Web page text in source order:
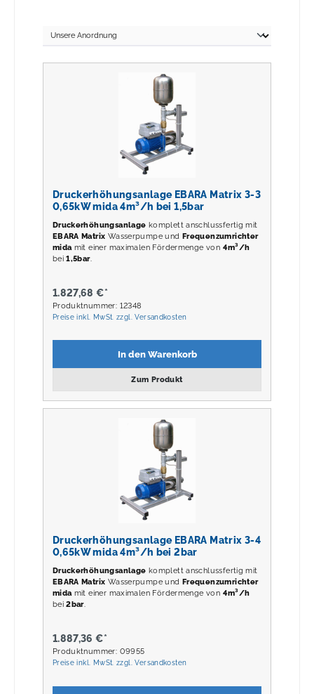
Druckerhöhungsanlage EBARA Matrix 3-3
0,65kW mida 4m³/h bei 1,5bar
Druckerhöhungsanlage komplett anschlussfertig mit
EBARA Matrix Wasserpumpe und Frequenzumrichter
mida mit einer maximalen Fördermenge von 4m³/h
bei1,5bar.
1.827,68 €*
Produktnummer: 12348
Preise inkl. MwSt. zzgl. Versandkosten
In den Warenkorb
Zum Produkt
Druckerhöhungsanlage EBARA Matrix 3-4
0,65kW mida 4m³/h bei 2bar
Druckerhöhungsanlage komplett anschlussfertig mit
EBARA Matrix Wasserpumpe und Frequenzumrichter
mida mit einer maximalen Fördermenge von 4m³/h
bei2bar.
1.887,36 €*
Produktnummer: 09955
Preise inkl. MwSt. zzgl. Versandkosten